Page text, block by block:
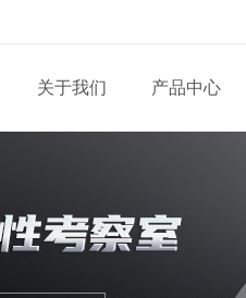
关于我们 产品中心